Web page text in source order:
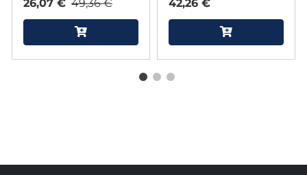
26,07 € 49,36 €
42,26 €